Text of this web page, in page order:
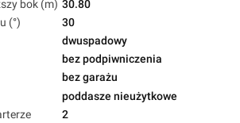
bok (m) 30.80
(°)
30
dwuspadowy
bez podpiwniczenia
bez garażu
poddasze nieużytkowe
2